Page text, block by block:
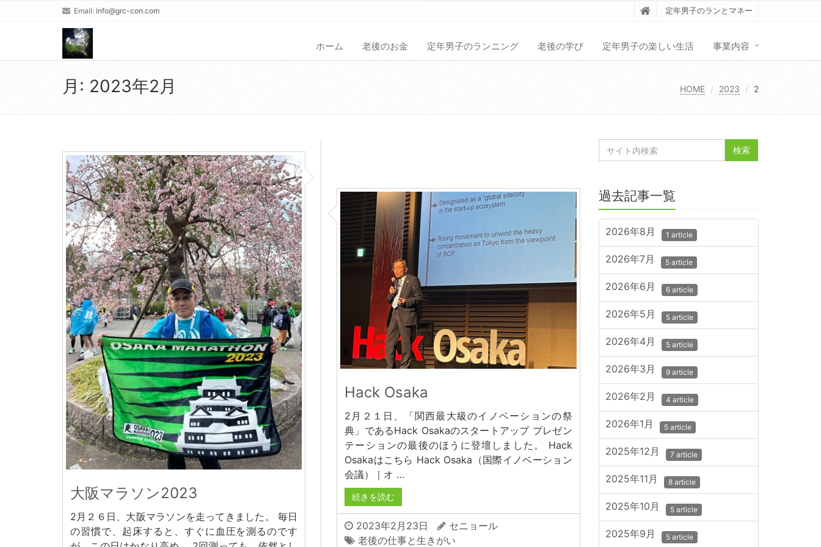
Email: info@grc-con.com 定年男子のランとマネー
ホーム 老後のお金 定年男子のランニング 老後の学び 定年男子の楽しい生活 事業内容
月: 2023年2月 HOME 2023 2
大阪マラソン2023
2月２６日、大阪マラソンを走ってきました。 毎日
の習慣で、起床すると、すぐに血圧を測るのです
Hack Osaka
2月２１日、「関西最大級のイノベーションの祭
典」であるHack Osakaのスタートアップ プレゼン
テーションの最後のほうに登壇しました。 Hack
Osakaはこちら Hack Osaka（国際イノベーション
会議）｜オ …
続きを読む
2023年2月23日
セニョール
老後の仕事と生きがい
過去記事一覧
2026年8月 1 article
2026年7月 5 article
2026年6月 6 article
2026年5月 5 article
2026年4月 5 article
2026年3月 9 article
2026年2月 4 article
2026年1月 5 article
2025年12月 7 article
2025年11月 8 article
2025年10月 5 article
2025年9月 5 article